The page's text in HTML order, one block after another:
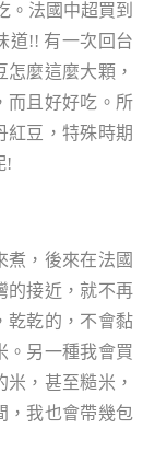
。法國中超買到
道!! 有一次回台
麼這麼大顆，
而且好好吃。所
紅豆，特殊時期
!
煮，後來在法國
的接近，就不再
乾乾的，不會黏
。另一種我會買
，甚至糙米，
，我也會帶幾包